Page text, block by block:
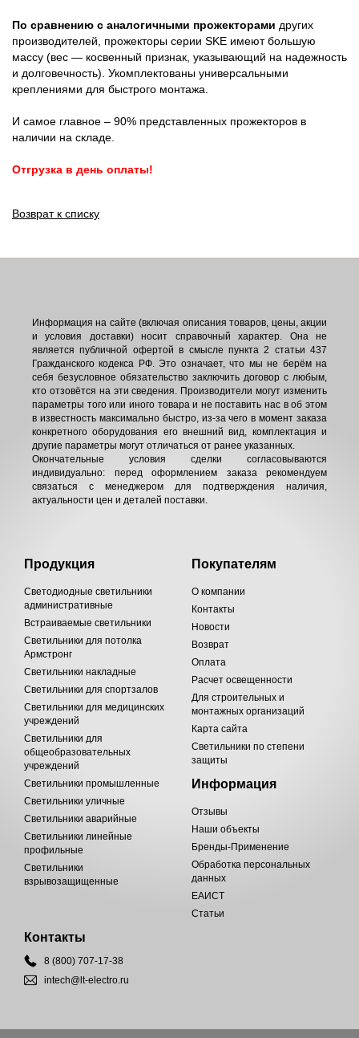
По сравнению с аналогичными прожекторами других
производителей, прожекторы серии SKE имеют большую
массу (вес — косвенный признак, указывающий на надежность
и долговечность). Укомплектованы универсальными
креплениями для быстрого монтажа.
И самое главное – 90% представленных прожекторов в
наличии на складе.
Отгрузка в день оплаты!
Возврат к списку
Информация на сайте (включая описания товаров, цены, акции
и условия доставки) носит справочный характер. Она не
является публичной офертой в смысле пункта 2 статьи 437
Гражданского кодекса РФ. Это означает, что мы не берём на
себя безусловное обязательство заключить договор с любым,
кто отзовётся на эти сведения. Производители могут изменить
параметры того или иного товара и не поставить нас в об этом
в известность максимально быстро, из-за чего в момент заказа
конкретного оборудования его внешний вид, комплектация и
другие параметры могут отличаться от ранее указанных.
Окончательные условия сделки согласовываются
индивидуально: перед оформлением заказа рекомендуем
связаться с менеджером для подтверждения наличия,
актуальности цен и деталей поставки.
Продукция
Светодиодные светильники
административные
Встраиваемые светильники
Светильники для потолка
Армстронг
Светильники накладные
Светильники для спортзалов
Светильники для медицинских
учреждений
Светильники для
общеобразовательных
учреждений
Светильники промышленные
Светильники уличные
Светильники аварийные
Светильники линейные
профильные
Светильники
взрывозащищенные
Покупателям
О компании
Контакты
Новости
Возврат
Оплата
Расчет освещенности
Для строительных и
монтажных организаций
Карта сайта
Светильники по степени
защиты
Информация
Отзывы
Наши объекты
Бренды-Применение
Обработка персональных
данных
ЕАИСТ
Статьи
Контакты
8 (800) 707-17-38
intech@lt-electro.ru